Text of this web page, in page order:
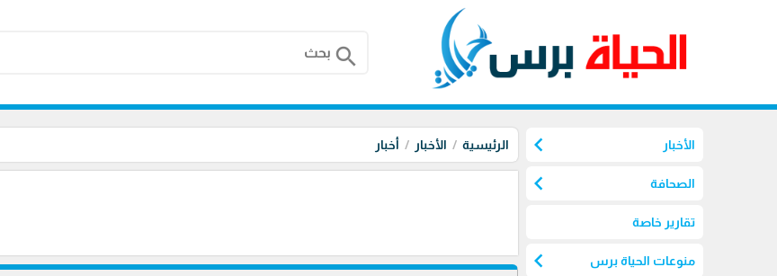
search
الأخبار chevron_left
الصحافة chevron_left
تقارير خاصة
منوعات الحياة برس chevron_left
الرئيسية الأخبار أخبار